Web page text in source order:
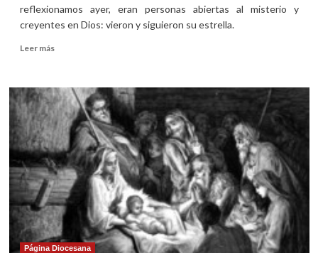
reflexionamos ayer, eran personas abiertas al misterio y
creyentes en Dios: vieron y siguieron su estrella.
Leer másLeer
Homilía
de
la
Epifanía
del
Señor
2011
Página Diocesana